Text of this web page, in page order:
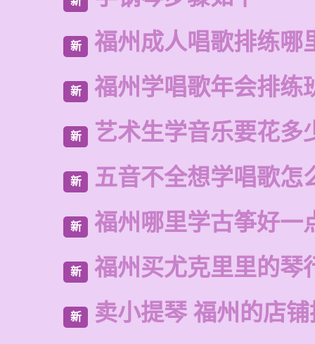
新 福州成人唱歌排练哪
新 福州学唱歌年会排练
新 艺术生学音乐要花多
新 五音不全想学唱歌怎
新 福州哪里学古筝好一
新 福州买尤克里里的琴
新 卖小提琴 福州的店